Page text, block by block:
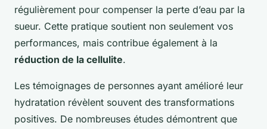
régulièrement pour compenser la perte d’eau par la
sueur. Cette pratique soutient non seulement vos
performances, mais contribue également à la
réduction de la cellulite.
Les témoignages de personnes ayant amélioré leur
hydratation révèlent souvent des transformations
positives. De nombreuses études démontrent que